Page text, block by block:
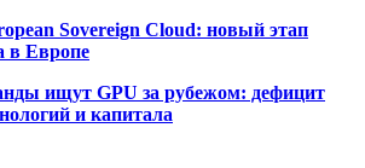
Sovereign Cloud: новый этап
в Европе
ищут GPU за рубежом: дефицит
и капитала